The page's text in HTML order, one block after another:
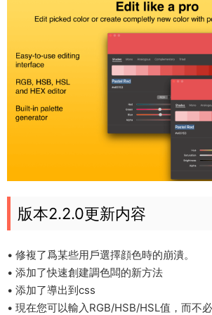
版本2.2.0更新内容
• 修複了爲某些用戶選擇顔色時的崩潰。
• 添加了快速創建調色闆的新方法
• 添加了導出到css
• 現在您可以輸入RGB/HSB/HSL值，而不